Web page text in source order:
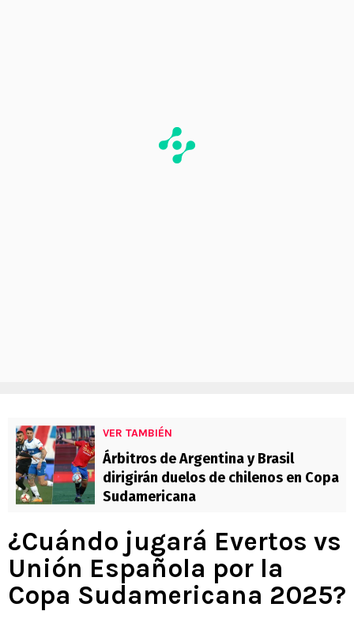
VER TAMBIÉN
Árbitros de Argentina y Brasil
dirigirán duelos de chilenos en Copa
Sudamericana
¿Cuándo jugará Evertos vs
Unión Española por la
Copa Sudamericana 2025?